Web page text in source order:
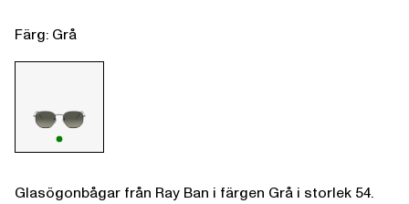
Färg: Grå
Glasögonbågar från Ray Ban i färgen Grå i storlek 54.